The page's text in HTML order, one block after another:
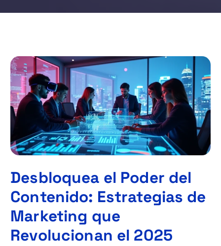
Desbloquea el Poder del
Contenido: Estrategias de
Marketing que
Revolucionan el 2025